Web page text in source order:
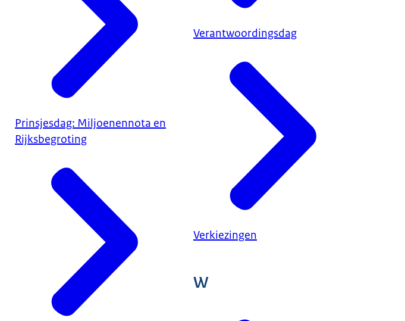
Prinsjesdag: Miljoenennota en
Rijksbegroting
Verantwoordingsdag
Verkiezingen
W